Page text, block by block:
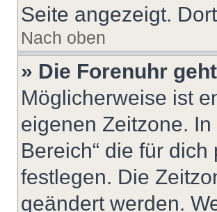
Seite angezeigt.
Nach oben
» Die Forenuhr
Möglicherweise ist
eigenen Zeitzone.
Bereich“ die für
festlegen. Die
geändert werden.